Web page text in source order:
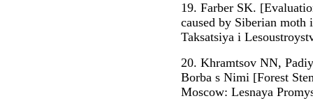
19. Farber SK.
caused by Siberian moth
Taksatsiya i
20. Khramtsov NN,
Borba s Nimi [Forest
Moscow: Lesnaya